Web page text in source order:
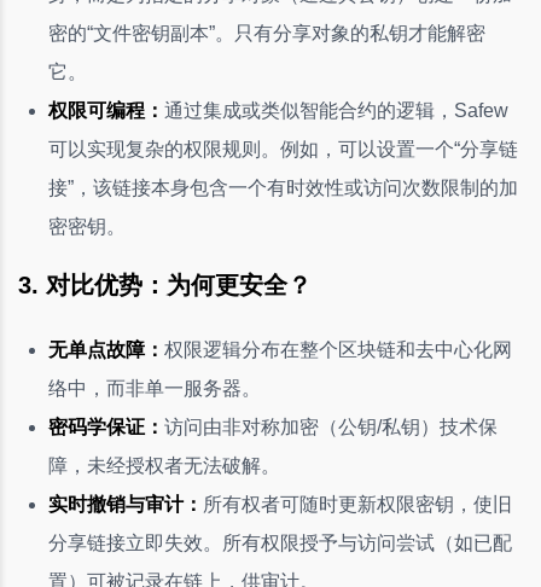
密的“文件密钥副本”。只有分享对象的私钥才能解密
它。
权限可编程： 通过集成或类似智能合约的逻辑，Safew
可以实现复杂的权限规则。例如，可以设置一个“分享链
接”，该链接本身包含一个有时效性或访问次数限制的加
密密钥。
3. 对比优势：为何更安全？
无单点故障： 权限逻辑分布在整个区块链和去中心化网
络中，而非单一服务器。
密码学保证： 访问由非对称加密（公钥/私钥）技术保
障，未经授权者无法破解。
实时撤销与审计： 所有权者可随时更新权限密钥，使旧
分享链接立即失效。所有权限授予与访问尝试（如已配
置）可被记录在链上，供审计。